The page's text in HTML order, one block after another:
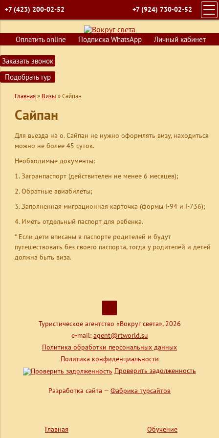
Оплатить online Подписка WhatsApp Личный кабинет
Заказать звонок
Подобрать тур
+7 (423) 200-02-52 +7 (924) 730-02-52
ГЛАВНАЯ
ПОИСК ТУРОВ
ВИЗЫ
Главная» Визы »Сайпан
Сайпан
Для вьезда на о. Сайпан не нужно оформлять визу, находиться
можно не более 45 суток.
Необходимые документы:
Загранпаспорт (действителен не менее 6 месяцев);
Обратные авиабилеты;
Заполненная миграционная карточка (формы I-94 и I-736);
Иметь отдельный паспорт для ребенка.
* Если дети вписаны в паспорте родителей и будут
путешествовать без своего паспорта, тогда у родителей и детей
должна быть виза.
Туристическое агентство «Вокруг света», 2026
e-mail: agent@rtworld.su
Политика обработки персональных данных
Политика конфиденциальности
Проверить задолженность
Разработка сайта — Фабрика турсайтов
Главная
Обучение